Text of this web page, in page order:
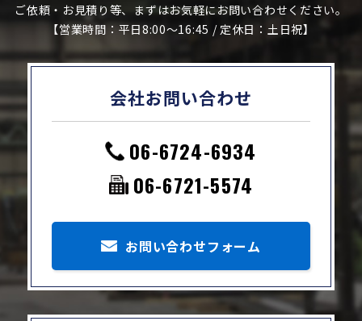
ご依頼・お見積り等、まずはお気軽にお問い合わせください。
【営業時間：平日8:00～16:45 / 定休日：土日祝】
会社お問い合わせ
06-6724-6934
06-6721-5574
お問い合わせフォーム